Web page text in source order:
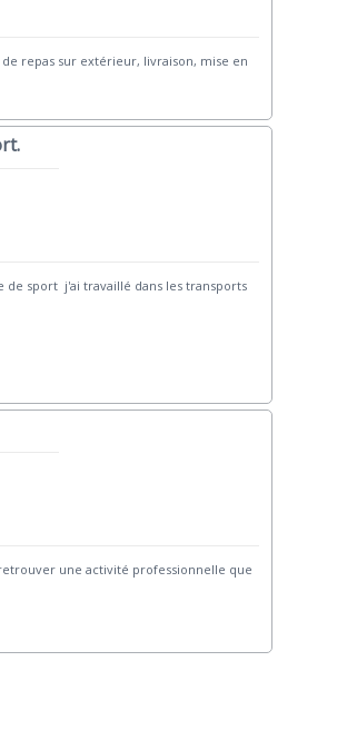
repas sur extérieur, livraison, mise en
de sport j'ai travaillé dans les transports
une activité professionnelle que